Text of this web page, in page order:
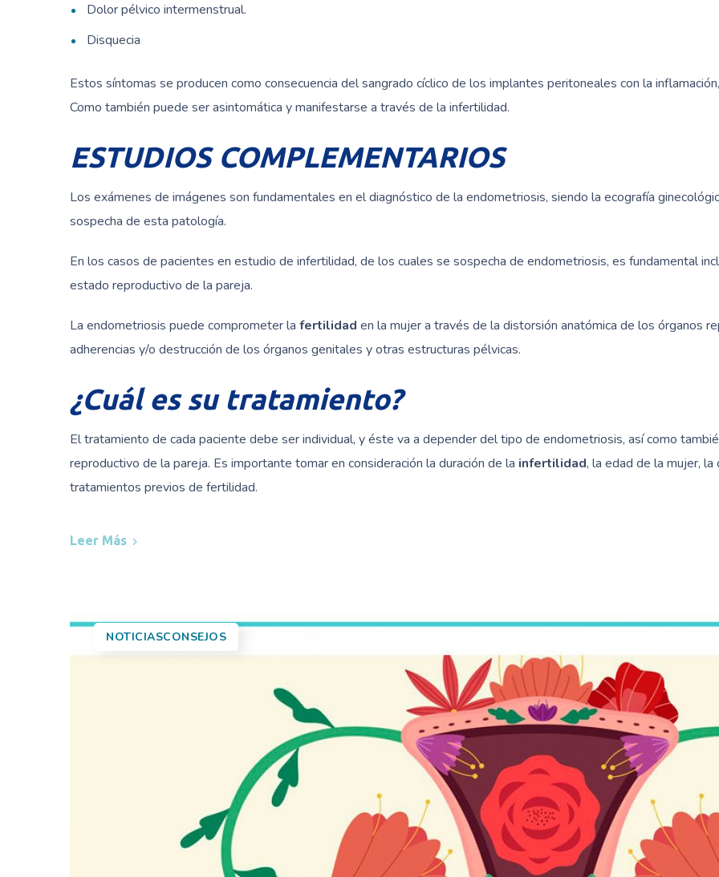
Dolor pélvico intermenstrual.
Disquecia
Estos síntomas se producen como consecuencia del sangrado cíclico de los implantes peritoneales con la
Como también puede ser asintomática y manifestarse a través de la infertilidad.
ESTUDIOS COMPLEMENTARIOS
Los exámenes de imágenes son fundamentales en el diagnóstico de la endometriosis, siendo la ecografía
sospecha de esta patología.
En los casos de pacientes en estudio de infertilidad, de los cuales se sospecha de endometriosis, es fundamental
estado reproductivo de la pareja.
La endometriosis puede comprometer la fertilidad en la mujer a través de la distorsión anatómica de los órganos
adherencias y/o destrucción de los órganos genitales y otras estructuras pélvicas.
¿Cuál es su tratamiento?
El tratamiento de cada paciente debe ser individual, y éste va a depender del tipo de endometriosis, así como
reproductivo de la pareja. Es importante tomar en consideración la duración de la infertilidad, la edad de la mujer,
tratamientos previos de fertilidad.
Leer Más
NOTICIASCONSEJOS